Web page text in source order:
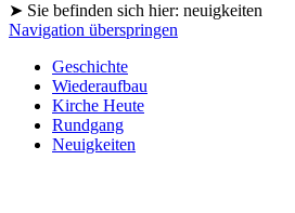
➤ Sie befinden sich hier: neuigkeiten
Navigation überspringen
Geschichte
Wiederaufbau
Kirche Heute
Rundgang
Neuigkeiten